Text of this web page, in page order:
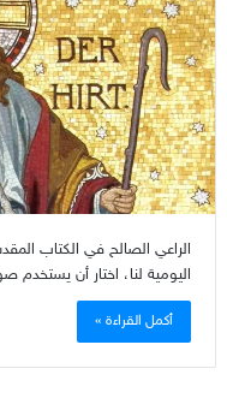
الراعي الصالح في الكتاب
اليومية لنا، اختار أن يستخدم
أكمل القراءة »